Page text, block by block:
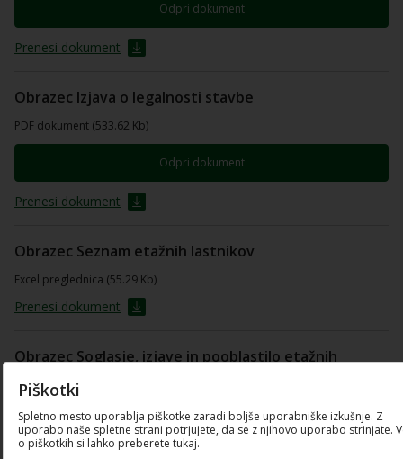
Odpri dokument
Prenesi dokument
Obrazec Izjava o legalnosti stavbe
PDF dokument (533.62 Kb)
Odpri dokument
Prenesi dokument
Obrazec Seznam etažnih lastnikov
Excel preglednica (55.29 Kb)
Prenesi dokument
Obrazec Soglasje, izjave in pooblastilo etažnih
Odpri dokument
Piškotki
Spletno mesto uporablja piškotke zaradi boljše uporabniške izkušnje. Z
uporabo naše spletne strani potrjujete, da se z njihovo uporabo strinjate.
o piškotkih si lahko preberete tukaj.